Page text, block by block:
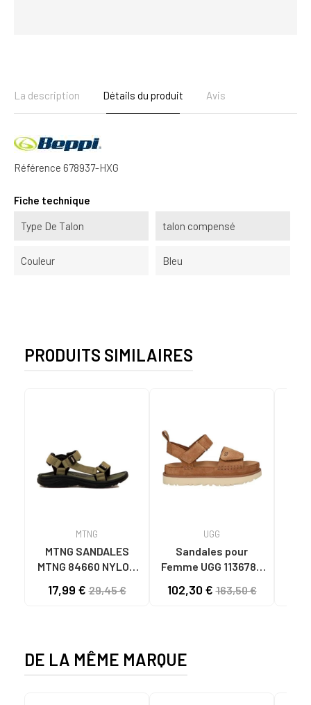
La description Détails du produit Avis
Référence 678937-HXG
Fiche technique
Type De Talon talon compensé
Couleur Bleu
PRODUITS SIMILAIRES
MTNG
MTNG SANDALES
MTNG 84660 NYLON
C59785 - - NYLON
17,99 €29,45 €
UGG
Sandales pour
Femme UGG 1136783
CHESTNUT
102,30 €163,50 €
DE LA MÊME MARQUE